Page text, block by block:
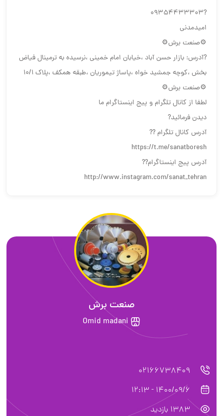
?09354433303
امیدمدنی
⚙️صنعت برش⚙️
?آدرس: بازار حسن آباد ،خیابان امام خمینی ،نرسیده به ترمینال فیاض
بخش ،کوچه جمشید خواه ،پاساژ تیموریان ،طبقه همکف ،پلاک ۱۰/۱
⚙️صنعت برش⚙️
لطفا از کانال تلگرام و پیج اینستاگرام ما
دیدن فرمائید?
آدرس کانال تلگرام ??
https://t.me/sanatboresh
آدرس پیج اینستاگرام??
http://www.instagram.com/sanat_tehran
صنعت برش
Omid madani
02166738409
1400/09/6 - 12:13
1383 بازدید